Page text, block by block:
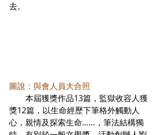
去。
圖說：與會人員大合照
本屆獲獎作品13篇，監獄收容人獲
獎12篇，以生命經歷下筆格外觸動人
心，親情及探索生命……，筆法結構獨